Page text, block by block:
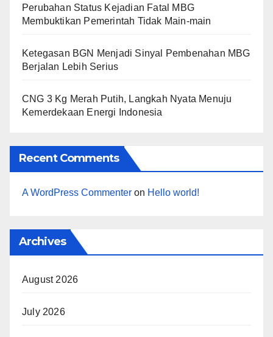
Perubahan Status Kejadian Fatal MBG
Membuktikan Pemerintah Tidak Main-main
Ketegasan BGN Menjadi Sinyal Pembenahan MBG
Berjalan Lebih Serius
CNG 3 Kg Merah Putih, Langkah Nyata Menuju
Kemerdekaan Energi Indonesia
Recent Comments
A WordPress Commenter on Hello world!
Archives
August 2026
July 2026